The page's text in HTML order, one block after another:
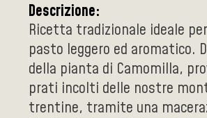
Descrizione:
Ricetta tradizionale ideale
pasto leggero ed aromatico.
della pianta di Camomilla,
prati incolti delle nostre
trentine, tramite una